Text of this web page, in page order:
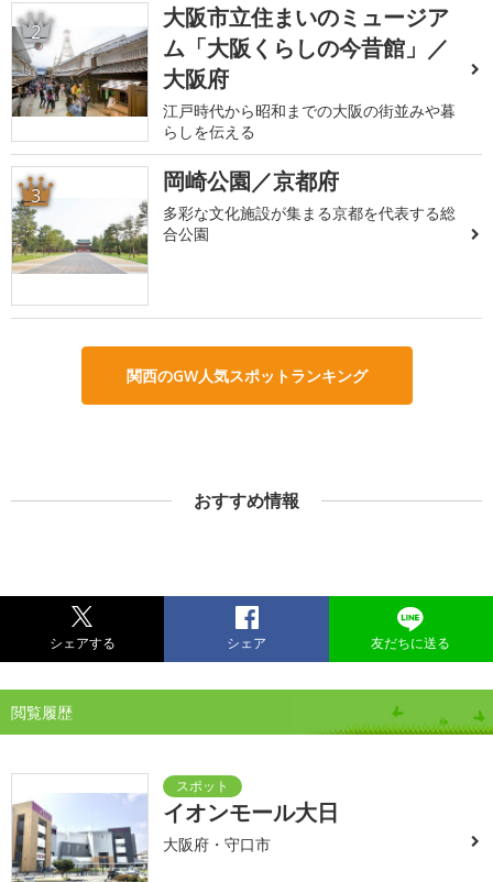
2
大阪市立住まいのミュージア
ム「大阪くらしの今昔館」／
大阪府
江戸時代から昭和までの大阪の街並みや暮
らしを伝える
3 岡崎公園／京都府
多彩な文化施設が集まる京都を代表する総
合公園
関西のGW人気スポットランキング
おすすめ情報
シェアする シェア 友だちに送る
閲覧履歴
イオンモール大日
大阪府・守口市